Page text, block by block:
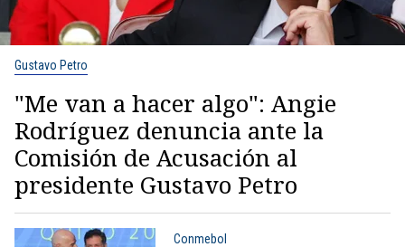
Gustavo Petro
"Me van a hacer algo": Angie
Rodríguez denuncia ante la
Comisión de Acusación al
presidente Gustavo Petro
Conmebol